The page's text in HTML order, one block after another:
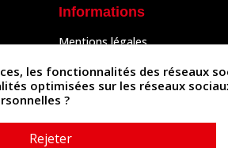
Informations
Mentions légales
Politique de confidentialité
Politique des cookies
Contactez-nous
les fonctionnalités des réseaux
optimisées sur les réseaux
?
Rejeter